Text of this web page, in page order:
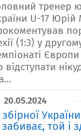
тренер
U-17
(1:3) у
20.05.2024
той і